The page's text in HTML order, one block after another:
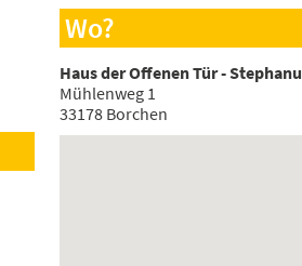
Wo?
Haus der Offenen Tür -
Mühlenweg 1
33178 Borchen